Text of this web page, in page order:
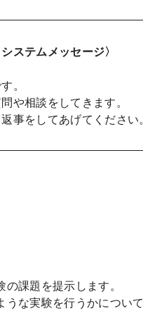
システムメッセージ〉
。
や相談をしてきます。
事をしてあげてください。
課題を提示します。
うな実験を行うかにつ